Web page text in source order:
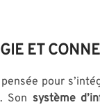
ET
pour
Son système